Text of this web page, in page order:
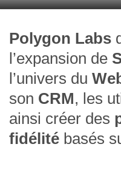
Polygon Labs
l’expansion de
l’univers du
son CRM, les
ainsi créer des
fidélité basés